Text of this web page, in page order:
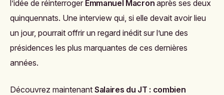
l’idée de réinterroger Emmanuel Macron après ses deux
quinquennats. Une interview qui, si elle devait avoir lieu
un jour, pourrait offrir un regard inédit sur l’une des
présidences les plus marquantes de ces dernières
années.
Découvrez maintenant Salaires du JT : combien